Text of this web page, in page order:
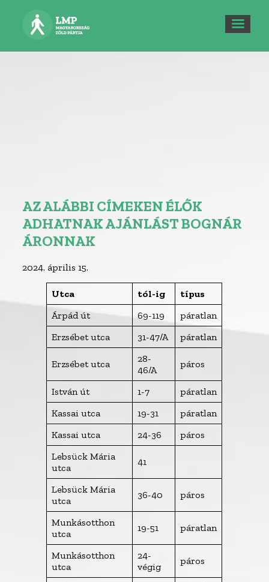
AZ ALÁBBI CÍMEKEN ÉLŐK
ADHATNAK AJÁNLÁST BOGNÁR
ÁRONNAK
2024. április 15.
Utca tól-ig
típus
Árpád út
69-119
páratlan
Erzsébet utca
31-47/A páratlan
Erzsébet utca
28-
46/A
páros
István út 1-7
páratlan
Kassai utca
19-31
páratlan
Kassai utca
24-36
páros
Lebsück Mária
utca
41
Lebsück Mária
utca
36-40 páros
Munkásotthon
utca
19-51 páratlan
Munkásotthon
utca
24-
végig
páros